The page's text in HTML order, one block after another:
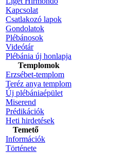
Kapcsolat
Csatlakozó lapok
Gondolatok
Plébánosok
Videótár
Plébánia új honlapja
Templomok
Erzsébet-templom
Teréz anya templom
Új plébániaépület
Miserend
Prédikációk
Heti hirdetések
Temető
Információk
Története